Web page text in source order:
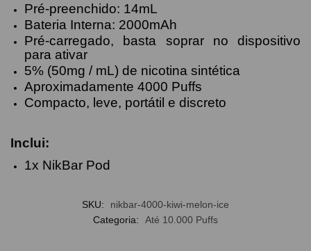
Pré-preenchido: 14mL
Bateria Interna: 2000mAh
Pré-carregado, basta soprar no dispositivo
para ativar
5% (50mg / mL) de nicotina sintética
Aproximadamente 4000 Puffs
Compacto, leve, portátil e discreto
Inclui:
1x NikBar Pod
SKU:
nikbar-4000-kiwi-melon-ice
Categoria:
Até 10.000 Puffs